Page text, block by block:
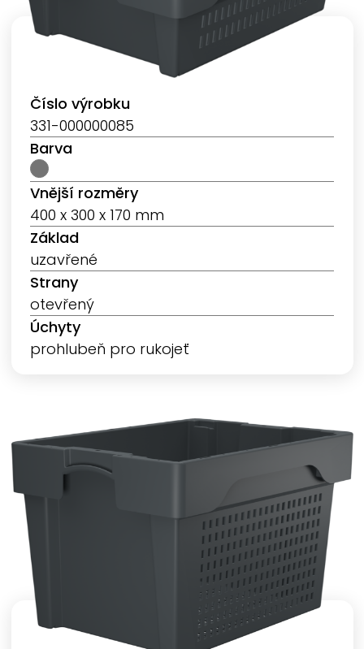
Číslo výrobku
331-000000085
Barva
Vnější rozměry
400 x 300 x 170 mm
Základ
uzavřené
Strany
otevřený
Úchyty
prohlubeň pro rukojeť